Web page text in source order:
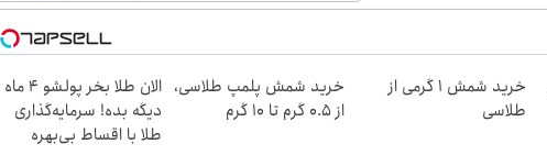
خرید شمش 1 گرمی از
طلاسی
خرید شمش پلمپ طلاسی،
از ۰.۵ گرم تا ۱۰ گرم
الان طلا بخر پولشو 4 ماه
دیگه بده! سرمایه‌گذاری
طلا با اقساط بی‌بهره